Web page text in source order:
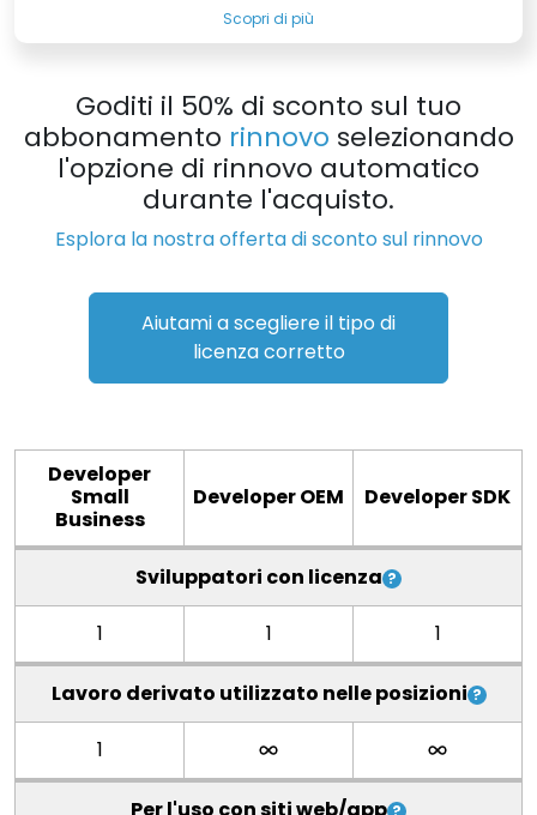
Scopri di più
Goditi il 50% di sconto sul tuo
abbonamento rinnovo selezionando
l'opzione di rinnovo automatico
durante l'acquisto.
Esplora la nostra offerta di sconto sul rinnovo
Aiutami a scegliere il tipo di
licenza corretto
Developer
Small
Business
Developer OEM Developer SDK
Sviluppatori con licenza
1 1 1
Lavoro derivato utilizzato nelle posizioni
1
Per l'uso con siti web/app